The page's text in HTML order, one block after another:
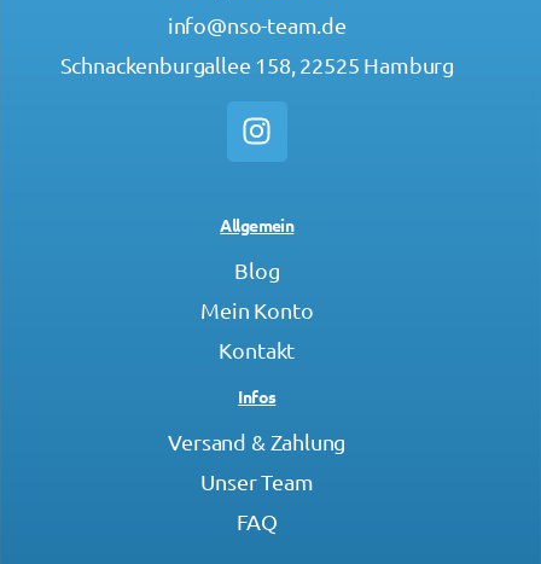
info@nso-team.de
Schnackenburgallee 158, 22525 Hamburg
Allgemein
Blog
Mein Konto
Kontakt
Infos
Versand & Zahlung
Unser Team
FAQ